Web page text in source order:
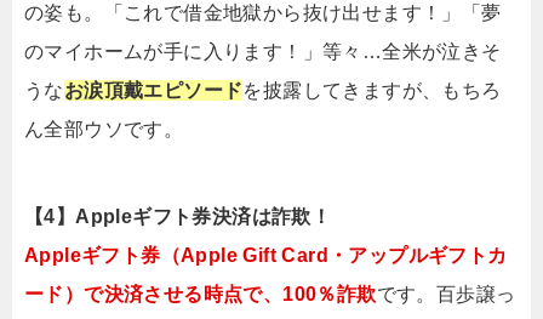
の姿も。「これで借金地獄から抜け出せます！」「夢
のマイホームが手に入ります！」等々…全米が泣きそ
うなお涙頂戴エピソードを披露してきますが、もちろ
ん全部ウソです。
【4】Appleギフト券決済は詐欺！
Appleギフト券（Apple Gift Card・アップルギフトカ
ード）で決済させる時点で、100％詐欺です。百歩譲っ